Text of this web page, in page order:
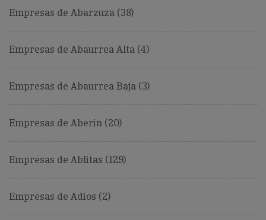
Empresas de Abarzuza (38)
Empresas de Abaurrea Alta (4)
Empresas de Abaurrea Baja (3)
Empresas de Aberin (20)
Empresas de Ablitas (129)
Empresas de Adios (2)